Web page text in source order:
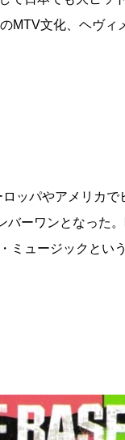
MTV文化、ヘヴ
ッパやアメリカ
ーワンとなった
ミュージックとい